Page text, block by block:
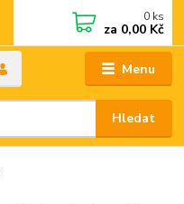
Menu
Hledat
0 ks
za 0,00 Kč